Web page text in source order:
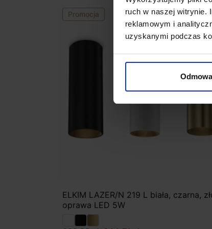
ruch w naszej witrynie.
reklamowym i
uzyskanymi podczas
Odmowa
Promocja
ELKIM LAZER/N 219 L biała, czarna,
oprawa LED 5W